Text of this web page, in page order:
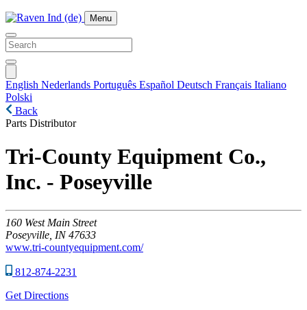
Menu
English Nederlands Português Español Deutsch Français Italiano
Polski
Back
Parts Distributor
Tri-County Equipment Co.,
Inc. - Poseyville
160 West Main Street
Poseyville, IN 47633
www.tri-countyequipment.com/
812-874-2231
Get Directions